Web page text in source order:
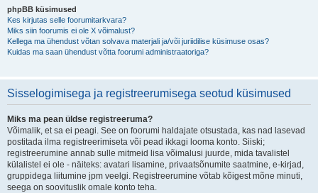
phpBB küsimused
Kes kirjutas selle foorumitarkvara?
Miks siin foorumis ei ole X võimalust?
Kellega ma ühendust võtan solvava materjali ja/või juriidilise küsimuse osas?
Kuidas ma saan ühendust võtta foorumi administraatoriga?
Sisselogimisega ja registreerumisega seotud küsimused
Miks ma pean üldse registreeruma?
Võimalik, et sa ei peagi. See on foorumi haldajate otsustada, kas nad lasevad
postitada ilma registreerimiseta või pead ikkagi looma konto. Siiski;
registreerumine annab sulle mitmeid lisa võimalusi juurde, mida tavalistel
külalistel ei ole - näiteks: avatari lisamine, privaatsõnumite saatmine, e-kirjad,
gruppidega liitumine jpm veelgi. Registreerumine võtab kõigest mõne minuti,
seega on soovituslik omale konto teha.